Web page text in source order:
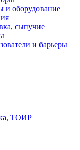
и оборудование
сыпучие
и барьеры
ТОИР